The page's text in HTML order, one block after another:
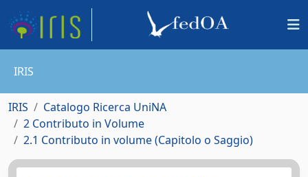
IRIS
IRIS
Catalogo Ricerca UniNA
2 Contributo in Volume
2.1 Contributo in volume (Capitolo o Saggio)